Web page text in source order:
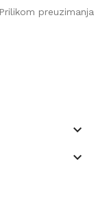
preuzimanja

